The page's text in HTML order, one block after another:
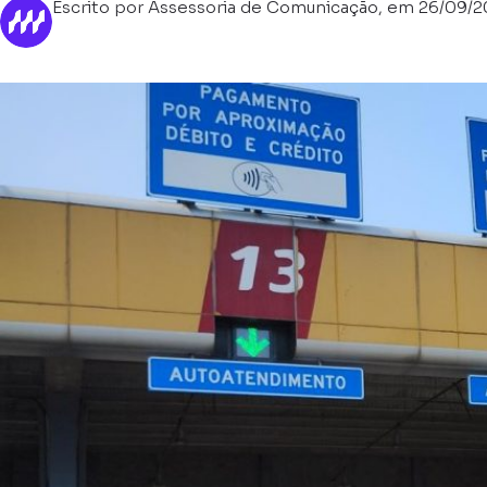
Escrito por Assessoria de Comunicação, em 26/09/